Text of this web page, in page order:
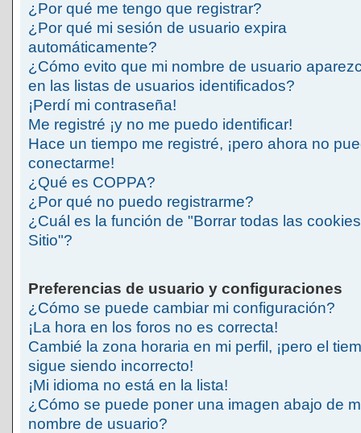
¿Por qué me tengo que registrar?
¿Por qué mi sesión de usuario expira
automáticamente?
¿Cómo evito que mi nombre de usuario
en las listas de usuarios identificados?
¡Perdí mi contraseña!
Me registré ¡y no me puedo identificar!
Hace un tiempo me registré, ¡pero ahora no
conectarme!
¿Qué es COPPA?
¿Por qué no puedo registrarme?
¿Cuál es la función de "Borrar todas las
Sitio"?
Preferencias de usuario y configuraciones
¿Cómo se puede cambiar mi configuración?
¡La hora en los foros no es correcta!
Cambié la zona horaria en mi perfil, ¡pero el
sigue siendo incorrecto!
¡Mi idioma no está en la lista!
¿Cómo se puede poner una imagen abajo de
nombre de usuario?